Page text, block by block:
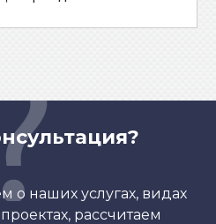
о наших услугах, видах
рассчитаем